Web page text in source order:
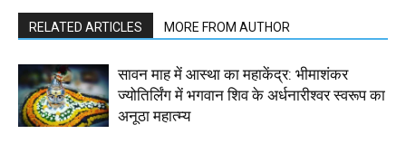
RELATED ARTICLES MORE FROM AUTHOR
सावन माह में आस्था का महाकेंद्र: भीमाशंकर
ज्योतिर्लिंग में भगवान शिव के अर्धनारीश्वर स्वरूप का
अनूठा महात्म्य